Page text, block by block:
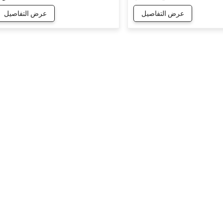
عرض التفاصيل
حرارة منخفضة تصل إلى
-25 درجة مئوية
عرض التفاصيل